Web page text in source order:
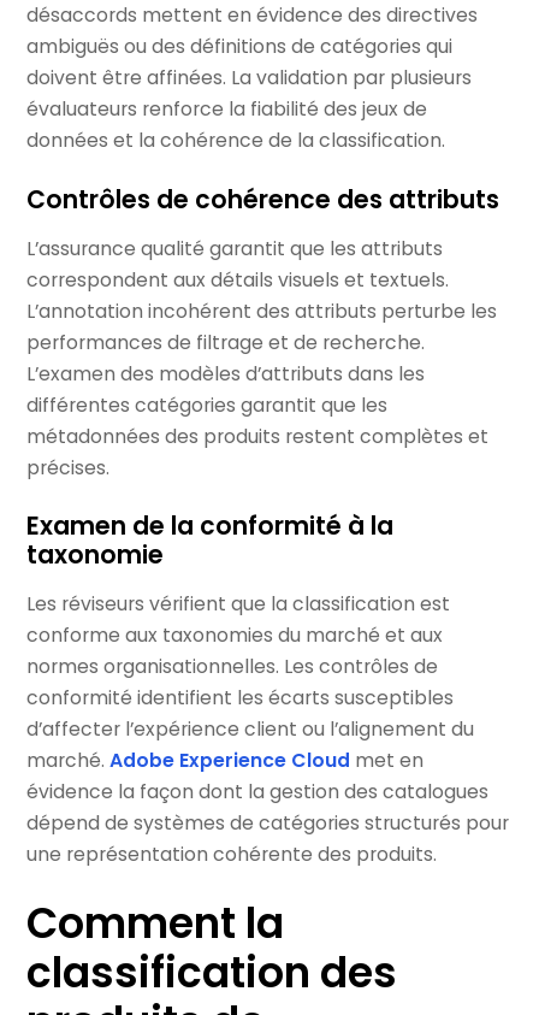
désaccords mettent en évidence des directives
ambiguës ou des définitions de catégories qui
doivent être affinées. La validation par plusieurs
évaluateurs renforce la fiabilité des jeux de
données et la cohérence de la classification.
Contrôles de cohérence des attributs
L’assurance qualité garantit que les attributs
correspondent aux détails visuels et textuels.
L’annotation incohérent des attributs perturbe les
performances de filtrage et de recherche.
L’examen des modèles d’attributs dans les
différentes catégories garantit que les
métadonnées des produits restent complètes et
précises.
Examen de la conformité à la
taxonomie
Les réviseurs vérifient que la classification est
conforme aux taxonomies du marché et aux
normes organisationnelles. Les contrôles de
conformité identifient les écarts susceptibles
d’affecter l’expérience client ou l’alignement du
marché.Adobe Experience Cloud met en
évidence la façon dont la gestion des catalogues
dépend de systèmes de catégories structurés pour
une représentation cohérente des produits.
Comment la
classification des